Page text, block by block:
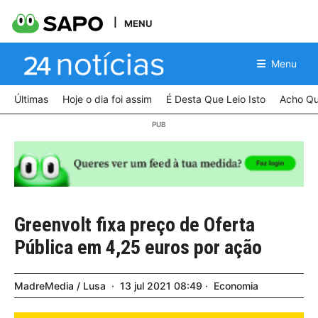
MENU
Menu
Últimas Hoje o dia foi assim É Desta Que Leio Isto Acho
Greenvolt fixa preço de Oferta
Pública em 4,25 euros por ação
MadreMedia / Lusa 13 jul 2021 08:49 Economia